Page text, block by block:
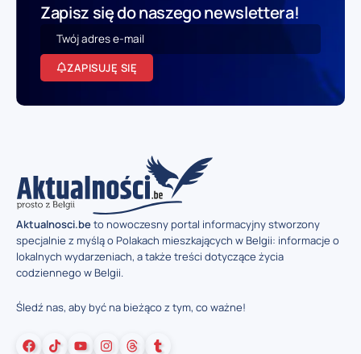
Zapisz się do naszego newslettera!
ZAPISUJĘ SIĘ
Aktualnosci.beto nowoczesny portal informacyjny stworzony
specjalnie z myślą o Polakach mieszkających w Belgii: informacje o
lokalnych wydarzeniach, a także treści dotyczące życia
codziennego w Belgii.
Śledź nas, aby być na bieżąco z tym, co ważne!